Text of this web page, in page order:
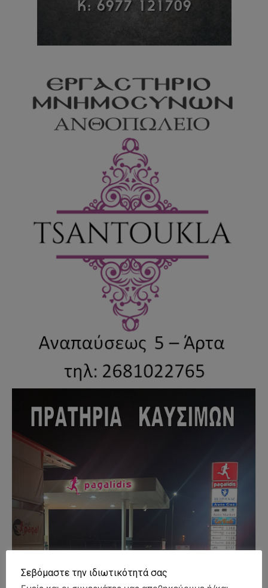
Σεβόμαστε την ιδιωτικότητά σας